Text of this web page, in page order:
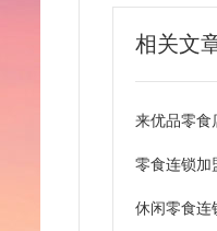
相关文
零食连锁加
休闲零食连